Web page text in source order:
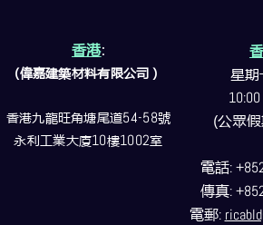
香港:
(偉嘉建築材料有限公司）
香港九龍旺角塘尾道54-58號
永利工業大廈10樓1002室
星期
(公眾
電話:
傳真:
電郵: